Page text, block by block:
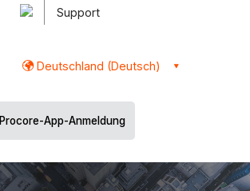
Support
Deutschland (Deutsch)
Procore-App-Anmeldung